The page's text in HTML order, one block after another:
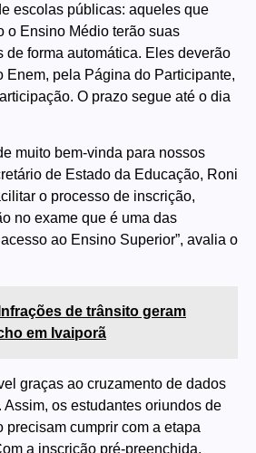
escolas públicas: aqueles que
o Ensino Médio terão suas
de forma automática. Eles deverão
Enem, pela Página do Participante,
O prazo segue até o dia
muito bem-vinda para nossos
de Estado da Educação, Roni
o processo de inscrição,
no exame que é uma das
ao Ensino Superior”, avalia o
Infrações de trânsito geram
em Ivaiporã
graças ao cruzamento de dados
os estudantes oriundos de
cumprir com a etapa
a inscrição pré-preenchida,